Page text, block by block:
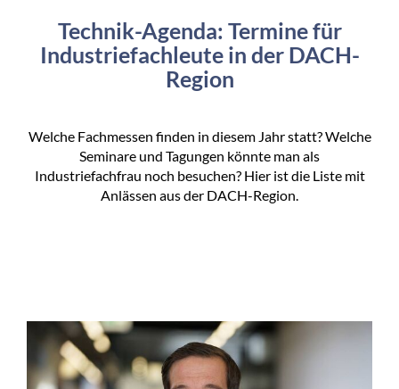
Technik-Agenda: Termine für
Industriefachleute in der DACH-
Region
Welche Fachmessen finden in diesem Jahr statt? Welche
Seminare und Tagungen könnte man als
Industriefachfrau noch besuchen? Hier ist die Liste mit
Anlässen aus der DACH-Region.